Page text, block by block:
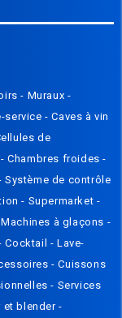
irs- Muraux -
service-Caves à vin
de
-Chambres froides-
Système de contrôle
- Supermarket -
Machines à glaçons -
Cocktail -Lave-
-Cuissons
- Services
et blender-